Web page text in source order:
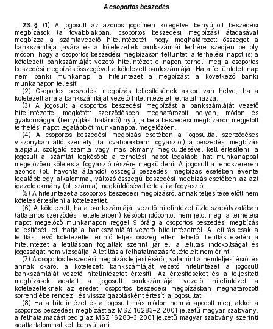
A csoportos beszedés
23. § (1) A jogosult az azonos jogcímen kötegelve benyújtott beszedési
megbízások (a továbbiakban: csoportos beszedési megbízás) átadásával
megbízza a számlavezető hitelintézetét, hogy meghatározott összeget a
bankszámlája javára és a kötelezettek bankszámlái terhére szedjen be oly
módon, hogy a csoportos beszedési megbízáson feltünteti a terhelési napot is; a
kötelezett bankszámláját vezető hitelintézet e napon terheli meg a csoportos
beszedési megbízás összegével a kötelezett bankszámláját. Ha a feltüntetett nap
nem banki munkanap, a hitelintézet a megbízást a következő banki
munkanapon teljesíti.
(2) Csoportos beszedési megbízás teljesítésének akkor van helye, ha a
kötelezett arra a bankszámláját vezető hitelintézetet felhatalmazza.
(3) A jogosult a csoportos beszedési megbízást a bankszámláját vezető
hitelintézettel megkötött szerződésben meghatározott helyen, módon és
gyakorisággal (benyújtási határidő) nyújtja be a beszedési megbízáson megjelölt
terhelési napot legalább öt munkanappal megelőzően.
(4) A csoportos beszedési megbízás esetében a jogosulttal szerződéses
viszonyban álló személyt (a továbbiakban: fogyasztót) a beszedési megbízás
alapjául szolgáló számla vagy más okmány megküldésével kell értesíteni; a
jogosult a számlát legkésőbb a terhelési napot legalább hat munkanappal
megelőzően köteles a fogyasztó részére megküldeni. A jogosult a rendszeresen
azonos (pl. havonta állandó) összegű beszedési megbízás esetében évente
legalább egy alkalommal, változó összegű beszedési megbízás esetében az azt
igazoló okmány (pl. számla) megküldésével értesíti a fogyasztót.
(5) A hitelintézet a csoportos beszedési megbízásról annak teljesítése előtt nem
köteles értesíteni a kötelezettet.
(6) A kötelezett, ha a bankszámláját vezető hitelintézet üzletszabályzatában
(általános szerződési feltételeiben) későbbi időpontot nem jelöl meg, a terhelési
napot megelőző munkanapon reggel 9 óráig a csoportos beszedési megbízás
teljesítését letilthatja a bankszámláját vezető hitelintézetnél. A letiltás csak a
letiltást tevő kötelezettet érintő teljes összeg ellen tehető. Letiltás esetén a
hitelintézet a letiltásban foglaltak szerint jár el, a letiltás indokoltságát és
jogosságát nem vizsgálja. A letiltás a felhatalmazás feltételeit nem érinti.
(7) A csoportos beszedési megbízás teljesítéséről, valamint a nemteljesítésről és
annak okáról a kötelezett bankszámláját vezető hitelintézet a jogosult
bankszámláját vezető hitelintézetet értesíti. Az értesítéseket és a teljesített
megbízások adatait a jogosult bankszámláját vezető hitelintézet a
kötelezetteknek az eredeti csoportos beszedési megbízásban meghatározott
sorrendjébe rendezi, és visszaigazolásként értesíti a jogosultat.
(8) Ha a hitelintézet és a jogosult más módon nem állapodott meg, akkor a
csoportos beszedési megbízást az MSZ 16283–2:2001 jelzetű magyar szabvány,
a felhatalmazást pedig az MSZ 16283–3:2001 jelzetű magyar szabvány szerinti
adattartalommal kell benyújtani.